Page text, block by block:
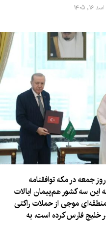
اسد ۱۶, ۱۴۰۵
جمعه در مکه توافقنامه
این سه کشور هم‌پیمان ایالات
موجی از حملات راکتی
خلیج فارس کرده است، به